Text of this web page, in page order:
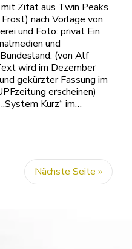
Zitat aus Twin Peaks
nach Vorlage von
und Foto: privat Ein
und
(von Alf
wird im Dezember
gekürzter Fassung im
erscheinen)
Kurz“ im…
Nächste Seite »